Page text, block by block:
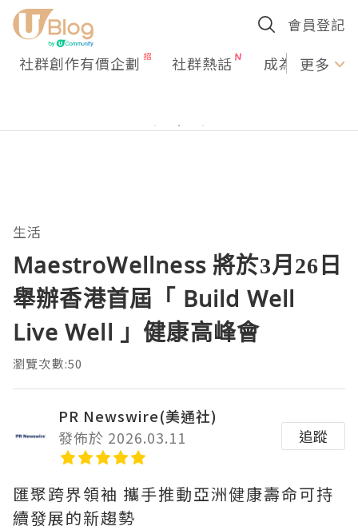
會員登記
社群創作有價企劃 社群熱話 成為U更多
生活
MaestroWellness 將於3月26日
舉辦香港首屆「 Build Well
Live Well 」健康高峰會
瀏覽次數:50
PR Newswire(美通社)
發佈於 2026.03.11
追蹤
匯聚跨界領袖 攜手推動亞洲健康壽命可持
續發展的新趨勢